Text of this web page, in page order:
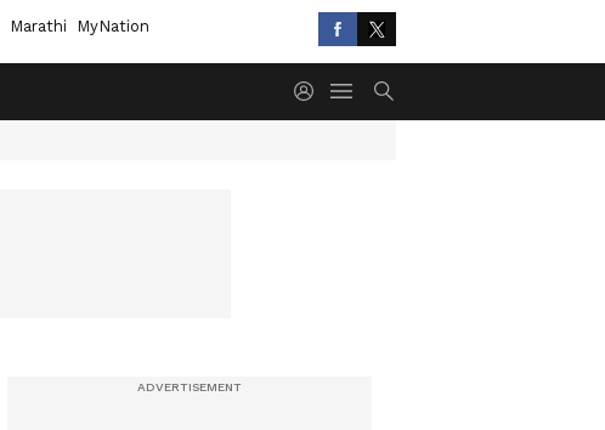
Marathi MyNation